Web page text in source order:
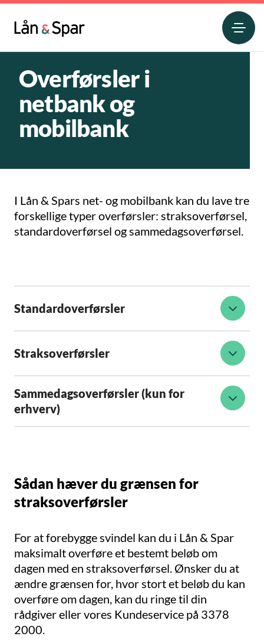
Overførsler i
netbank og
mobilbank
I Lån & Spars net- og mobilbank kan du lave tre
forskellige typer overførsler: straksoverførsel,
standardoverførsel og sammedagsoverførsel.
Standardoverførsler
Straksoverførsler
Sammedagsoverførsler (kun for
erhverv)
Sådan hæver du grænsen for
straksoverførsler
For at forebygge svindel kan du i Lån & Spar
maksimalt overføre et bestemt beløb om
dagen med en straksoverførsel. Ønsker du at
ændre grænsen for, hvor stort et beløb du kan
overføre om dagen, kan du ringe til din
rådgiver eller vores Kundeservice på 3378
2000.